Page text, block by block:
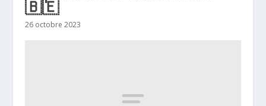
🇧🇪
26 octobre 2023